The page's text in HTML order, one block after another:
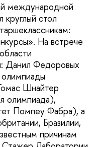
международной
стол
На встрече
Данил Федоровых
Шнайтер
олимпиада),
Помпеу Фабра), а
Бразилии,
причинам